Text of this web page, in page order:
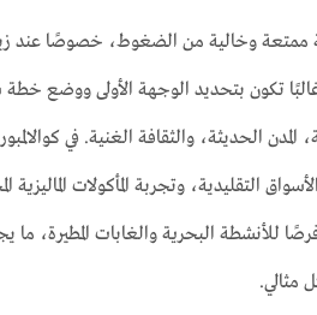
ممتعة وخالية من الضغوط، خصوصًا عند
تكون بتحديد الوجهة الأولى ووضع خطة
الحديثة، والثقافة الغنية. في
التقليدية، وتجربة المأكولات الماليزية
للأنشطة البحرية والغابات المطيرة، ما
مثالي.